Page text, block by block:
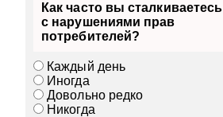
Как часто вы сталкиваетесь
с нарушениями прав
потребителей?
Каждый день
Иногда
Довольно редко
Никогда